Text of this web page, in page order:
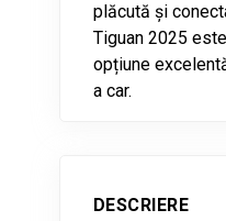
plăcută și
Tiguan 2025
opțiune
a car.
DESCRIERE